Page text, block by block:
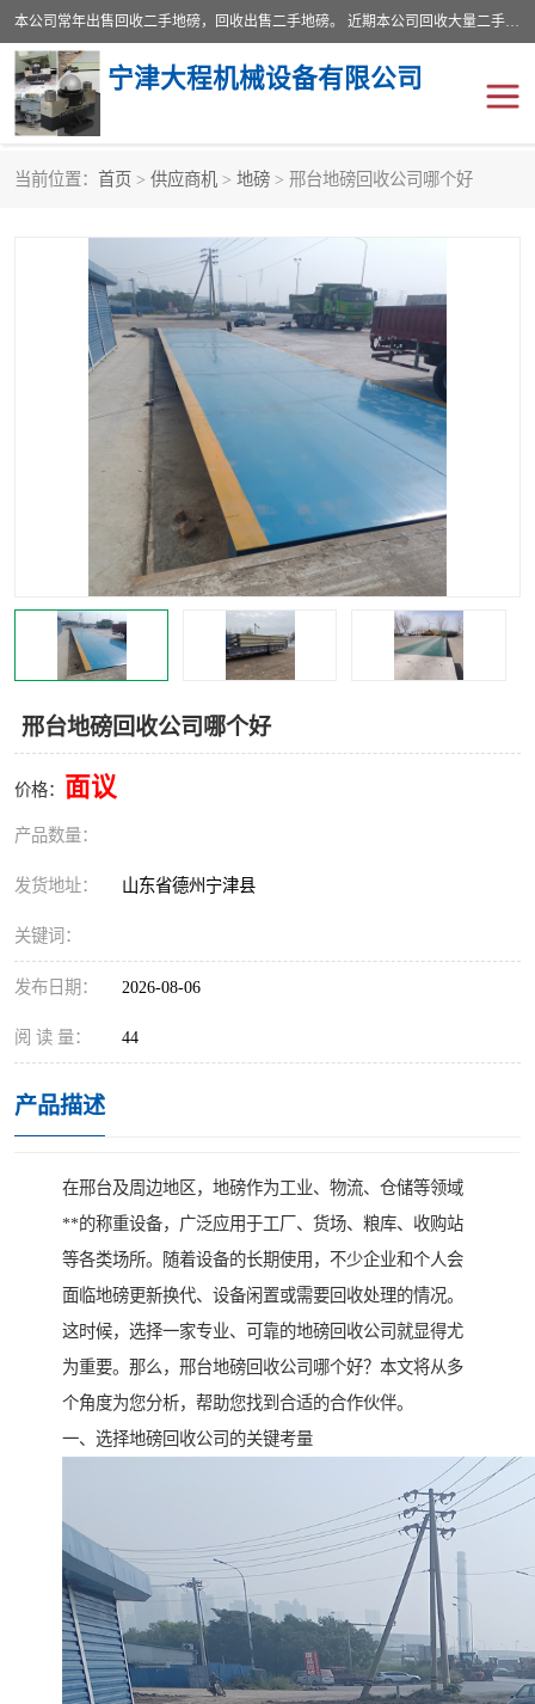
本公司常年出售回收二手地磅，回收出售二手地磅。 近期本公司回收大量二手地磅，型号齐全，宽度从2米到3.5米，长度5米到25米，承重吨位从10到200吨，成色7—9成新。 ? 使用年限6个月至2年，产品来源于个人闲置品，工矿企业停用品，因小换大而来。 精准度和新的一样， 二手地磅是内行人的选择，打个电话就省钱朋友您好等什么
宁津大程机械设备有限公司
当前位置： 首页 > 供应商机 > 地磅 > 邢台地磅回收公司哪个好
邢台地磅回收公司哪个好
价格： 面议
产品数量：
发货地址： 山东省德州宁津县
关键词：
发布日期： 2026-08-06
阅 读 量： 44
产品描述
在邢台及周边地区，地磅作为工业、物流、仓储等领域
**的称重设备，广泛应用于工厂、货场、粮库、收购站
等各类场所。随着设备的长期使用，不少企业和个人会
面临地磅更新换代、设备闲置或需要回收处理的情况。
这时候，选择一家专业、可靠的地磅回收公司就显得尤
为重要。那么，邢台地磅回收公司哪个好？本文将从多
个角度为您分析，帮助您找到合适的合作伙伴。
一、选择地磅回收公司的关键考量
地磅传感器 废纸打包机
烘干机 食品烘干机
装载机电子秤 输送机
半自动输送机 全自动输送机
食品螺旋塔
木材撕碎机
塑料撕碎机 金属撕碎机